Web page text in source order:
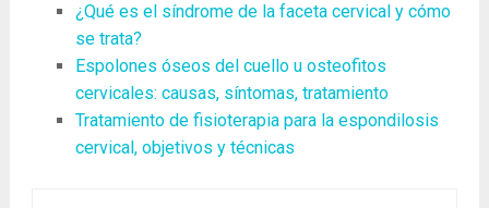
¿Qué es el síndrome de la faceta cervical y cómo
se trata?
Espolones óseos del cuello u osteofitos
cervicales: causas, síntomas, tratamiento
Tratamiento de fisioterapia para la espondilosis
cervical, objetivos y técnicas